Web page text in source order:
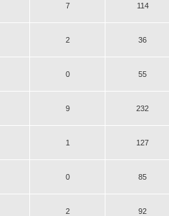
7
114
2
36
0
55
9
232
1
127
0
85
2
92